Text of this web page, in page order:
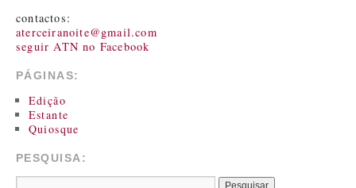
contactos:
aterceiranoite@gmail.com
seguir ATN no Facebook
PÁGINAS:
Edição
Estante
Quiosque
PESQUISA: